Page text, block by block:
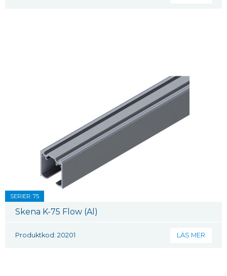
SERIER: 75
Skena K-75 Flow (Al)
Produktkod: 20201 LÄS MER